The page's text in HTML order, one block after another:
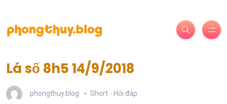
Lá số 8h5 14/9/2018
phongthuy.blog Short - Hỏi đáp